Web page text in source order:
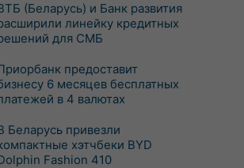
(Беларусь) и Банк развития
линейку кредитных
для СМБ
предоставит
6 месяцев бесплатных
в 4 валютах
Беларусь привезли
хэтчбеки BYD
Fashion 410